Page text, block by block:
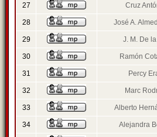
27 Cruz
28 José A.
29 J. M. De
30 Ramón
31 Percy
32 Marc
33 Alberto
34 Alejandra